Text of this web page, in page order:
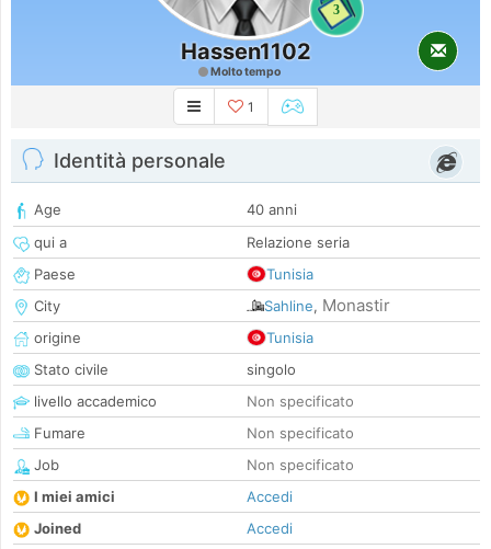
3
Hassen1102
Molto tempo
1
Identità personale
Age
40 anni
qui a
Relazione seria
Paese
Tunisia
City
Sahline, Monastir
origine
Tunisia
Stato civile
singolo
livello accademico
Non specificato
Fumare
Non specificato
Job
Non specificato
I miei amici
Accedi
Joined
Accedi